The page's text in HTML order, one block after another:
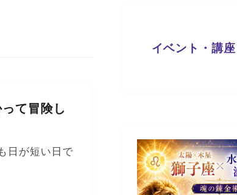
て冒険し
日が短い日で
イベント・講座